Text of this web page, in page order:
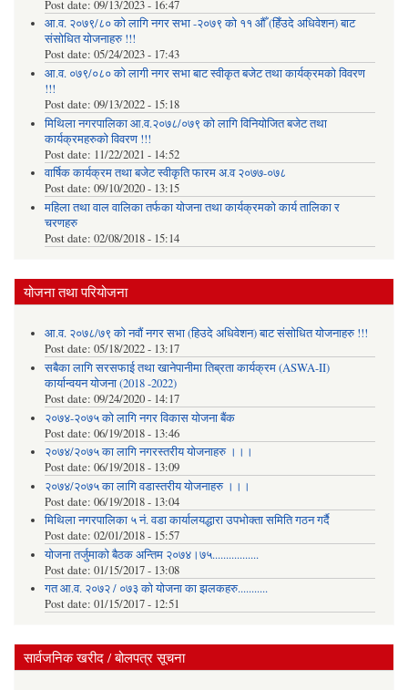
Post date: 09/13/2023 - 16:47
आ.व. २०७९/८० को लागि नगर सभा -२०७९ को ११ औँ (हिँउदे अधिवेशन) बाट
संसोधित योजनाहरु !!!
Post date: 05/24/2023 - 17:43
आ.व. ०७९/०८० को लागी नगर सभा बाट स्वीकृत बजेट तथा कार्यक्रमको विवरण
!!!
Post date: 09/13/2022 - 15:18
मिथिला नगरपालिका आ.व.२०७८/०७९ को लागि विनियोजित बजेट तथा
कार्यक्रमहरुको विवरण !!!
Post date: 11/22/2021 - 14:52
वार्षिक कार्यक्रम तथा बजेट स्वीकृति फारम अ.व २०७७-०७८
Post date: 09/10/2020 - 13:15
महिला तथा वाल वालिका तर्फका याेजना तथा कार्यक्रमकाे कार्य तालिका र
चरणहरु
Post date: 02/08/2018 - 15:14
योजना तथा परियोजना
आ.व. २०७८/७९ को नवौं नगर सभा (हिउदे अधिवेशन) बाट संसोधित योजनाहरु !!!
Post date: 05/18/2022 - 13:17
सबैका लागि सरसफाई तथा खानेपानीमा तिब्रता कार्यक्रम (ASWA-II)
कार्यान्वयन योजना (2018 -2022)
Post date: 09/24/2020 - 14:17
२०७४-२०७५ को लागि नगर विकास योजना बैंक
Post date: 06/19/2018 - 13:46
२०७४/२०७५ का लागि नगरस्तरीय योजनाहरु ।।।
Post date: 06/19/2018 - 13:09
२०७४/२०७५ का लागि वडास्तरीय योजनाहरु ।।।
Post date: 06/19/2018 - 13:04
मिथिला नगरपालिका ५ नं. वडा कार्यालयद्धारा उपभोक्ता समिति गठन गर्दै
Post date: 02/01/2018 - 15:57
याेजना तर्जुमाकाे बैठक अन्तिम २०७४।७५.................
Post date: 01/15/2017 - 13:08
गत आ.व. २०७२ / ०७३ को योजना का झलकहरु...........
Post date: 01/15/2017 - 12:51
सार्वजनिक खरीद / बोलपत्र सूचना